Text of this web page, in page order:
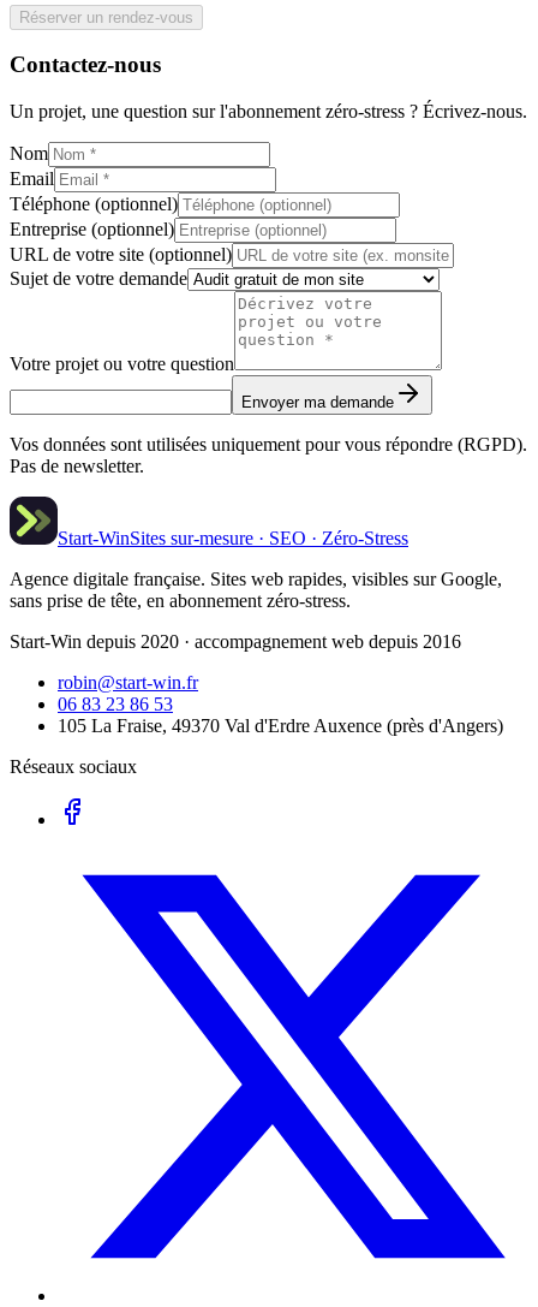
Réserver un rendez-vous
Contactez-nous
Un projet, une question sur l'abonnement zéro-stress ? Écrivez-nous.
Nom
Email
Téléphone (optionnel)
Entreprise (optionnel)
URL de votre site (optionnel)
Sujet de votre demande
Votre projet ou votre question
Envoyer ma demande
Vos données sont utilisées uniquement pour vous répondre (RGPD).
Pas de newsletter.
Start-WinSites sur-mesure · SEO · Zéro-Stress
Agence digitale française. Sites web rapides, visibles sur Google,
sans prise de tête, en abonnement zéro-stress.
Start-Win depuis 2020 · accompagnement web depuis 2016
robin@start-win.fr
06 83 23 86 53
105 La Fraise, 49370 Val d'Erdre Auxence (près d'Angers)
Réseaux sociaux